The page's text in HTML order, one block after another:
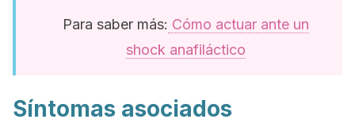
Para saber más: Cómo actuar ante un
shock anafiláctico
Síntomas asociados